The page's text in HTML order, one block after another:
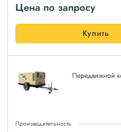
Цена по запросу
Купить
Передвижной
Производительность